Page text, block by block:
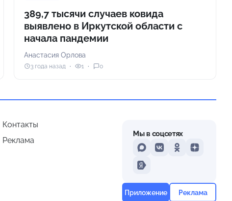
389,7 тысячи случаев ковида
выявлено в Иркутской области с
начала пандемии
Анастасия Орлова
3 года назад 1 0
Контакты
Реклама
Мы в соцсетях
MAXVKontakteOdnoklassniki
Dzen
Yandex
Приложение Реклама